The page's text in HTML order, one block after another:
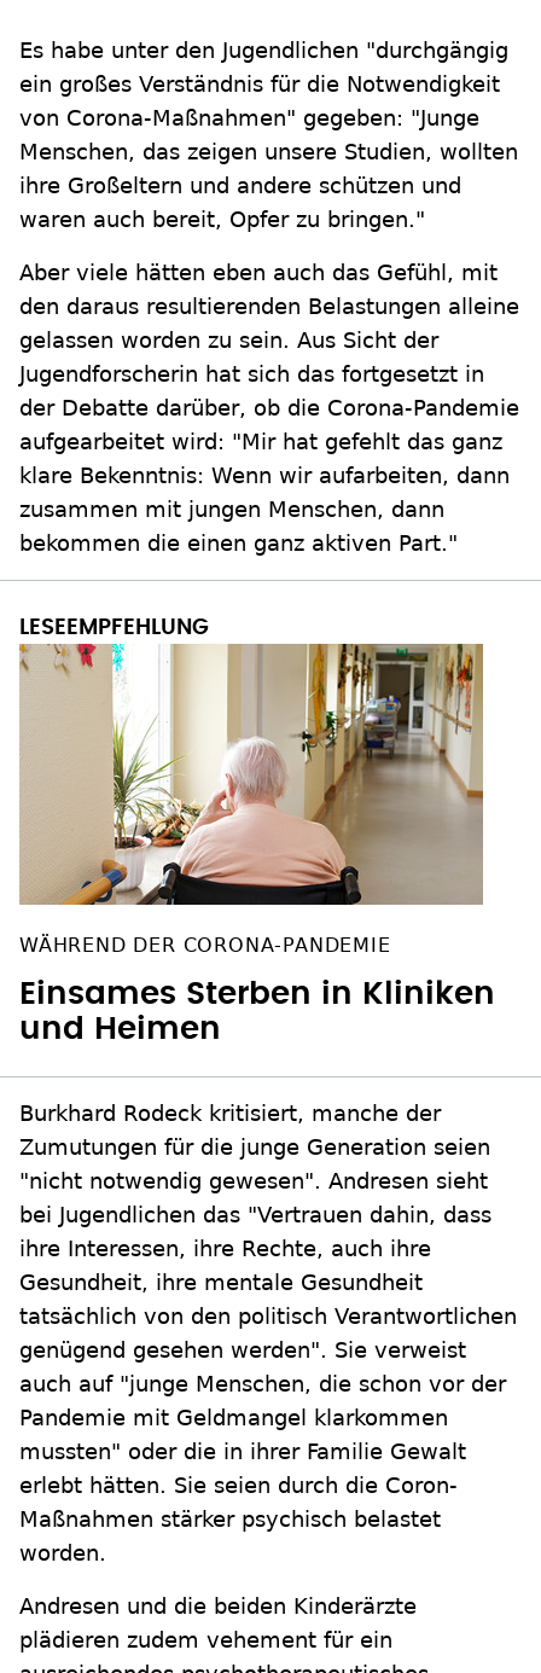
Es habe unter den Jugendlichen "durchgängig
ein großes Verständnis für die Notwendigkeit
von Corona-Maßnahmen" gegeben: "Junge
Menschen, das zeigen unsere Studien, wollten
ihre Großeltern und andere schützen und
waren auch bereit, Opfer zu bringen."
Aber viele hätten eben auch das Gefühl, mit
den daraus resultierenden Belastungen alleine
gelassen worden zu sein. Aus Sicht der
Jugendforscherin hat sich das fortgesetzt in
der Debatte darüber, ob die Corona-Pandemie
aufgearbeitet wird: "Mir hat gefehlt das ganz
klare Bekenntnis: Wenn wir aufarbeiten, dann
zusammen mit jungen Menschen, dann
bekommen die einen ganz aktiven Part."
WÄHREND DER CORONA-PANDEMIE
Einsames Sterben in Kliniken
und Heimen
Burkhard Rodeck kritisiert, manche der
Zumutungen für die junge Generation seien
"nicht notwendig gewesen". Andresen sieht
bei Jugendlichen das "Vertrauen dahin, dass
ihre Interessen, ihre Rechte, auch ihre
Gesundheit, ihre mentale Gesundheit
tatsächlich von den politisch Verantwortlichen
genügend gesehen werden". Sie verweist
auch auf "junge Menschen, die schon vor der
Pandemie mit Geldmangel klarkommen
mussten" oder die in ihrer Familie Gewalt
erlebt hätten. Sie seien durch die Coron-
Maßnahmen stärker psychisch belastet
worden.
Andresen und die beiden Kinderärzte
plädieren zudem vehement für ein